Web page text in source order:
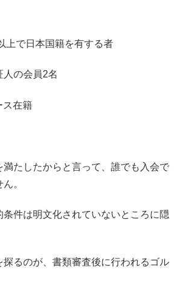
上で日本国籍を有する者
人の会員2名
ス在籍
満たしたからと言って、誰でも入会で
。
条件は明文化されていないところに隠
探るのが、書類審査後に行われるゴル